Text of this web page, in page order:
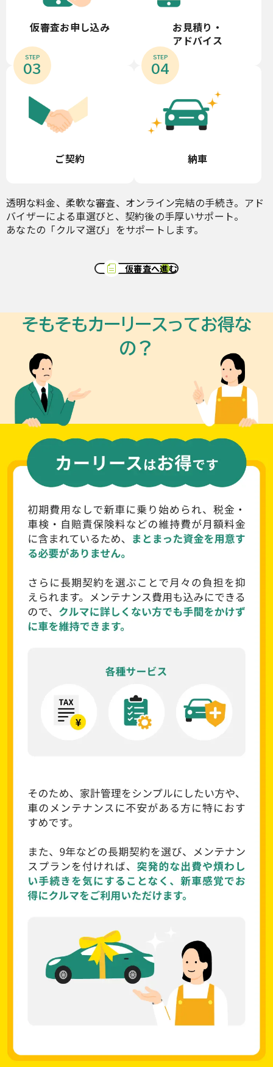
仮審査お申し込み
お見積り・
アドバイス
STEP
03
ご契約
STEP
04
納車
透明な料金、柔軟な審査、オンライン完結の手続き。アド
バイザーによる車選びと、契約後の手厚いサポート。
あなたの「クルマ選び」をサポートします。
仮審査へ進む
そもそもカーリースってお得な
の？